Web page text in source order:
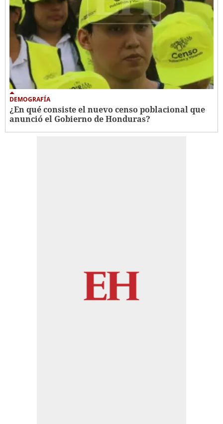
DEMOGRAFÍA
¿En qué consiste el nuevo censo poblacional que
anunció el Gobierno de Honduras?